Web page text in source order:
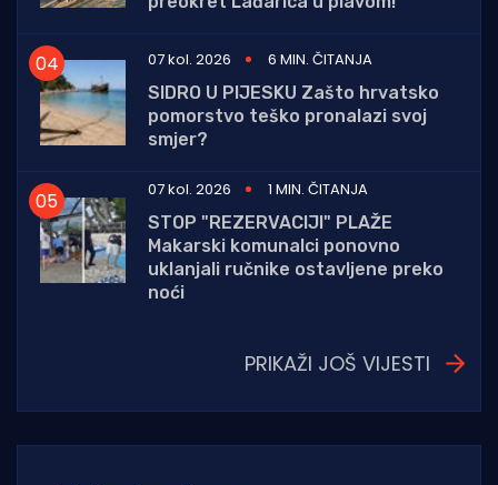
07 kol. 2026
6 MIN. ČITANJA
SIDRO U PIJESKU Zašto hrvatsko
pomorstvo teško pronalazi svoj
smjer?
07 kol. 2026
1 MIN. ČITANJA
STOP "REZERVACIJI" PLAŽE
Makarski komunalci ponovno
uklanjali ručnike ostavljene preko
noći
PRIKAŽI JOŠ VIJESTI